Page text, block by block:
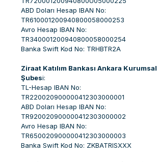
ABD Doları Hesap IBAN No:
TR610001200940800058000253
Avro Hesap IBAN No:
TR340001200940800058000254
Banka Swift Kod No: TRHBTR2A
Ziraat Katılım Bankası Ankara Kurumsal
Şubesi:
TL-Hesap IBAN No:
TR220020900000412303000001
ABD Doları Hesap IBAN No:
TR920020900000412303000002
Avro Hesap IBAN No:
TR650020900000412303000003
Banka Swift Kod No: ZKBATRISXXX